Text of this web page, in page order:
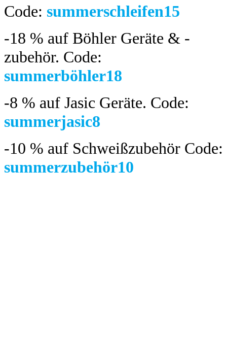
Code: summerschleifen15
-18 % auf Böhler Geräte & -
zubehör. Code:
summerböhler18
-8 % auf Jasic Geräte. Code:
summerjasic8
-10 % auf Schweißzubehör Code:
summerzubehör10